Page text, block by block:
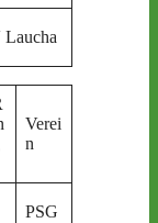
Laucha
Verei
n
PSG